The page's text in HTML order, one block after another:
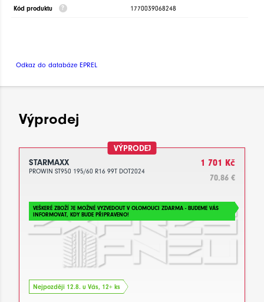
Kód produktu 1770039068248
Odkaz do databáze EPREL
Výprodej
VÝPRODEJ
STARMAXX
PROWIN ST950 195/60 R16 99T DOT2024
1 701 Kč
70.86 €
VEŠKERÉ ZBOŽÍ JE MOŽNÉ VYZVEDOUT V OLOMOUCI ZDARMA - BUDEME VÁS
INFORMOVAT, KDY BUDE PŘIPRAVENO!
Nejpozději 12.8. u Vás, 12+ ks